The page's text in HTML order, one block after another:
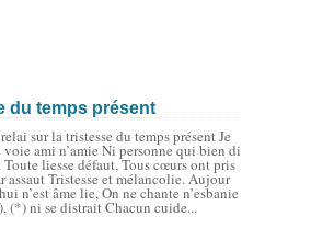
du temps présent
sur la tristesse du temps présent Je
voie ami n’amie Ni personne qui bien di
Toute liesse défaut, Tous cœurs ont pris
assaut Tristesse et mélancolie. Aujour
n’est âme lie, On ne chante n’esbanie
(*) ni se distrait Chacun cuide...